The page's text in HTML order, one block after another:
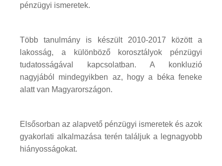
pénzügyi ismeretek.
Több tanulmány is készült 2010-2017 között a
lakosság, a különböző korosztályok pénzügyi
tudatosságával kapcsolatban. A konkluzió
nagyjából mindegyikben az, hogy a béka feneke
alatt van Magyarországon.
Elsősorban az alapvető pénzügyi ismeretek és azok
gyakorlati alkalmazása terén találjuk a legnagyobb
hiányosságokat.